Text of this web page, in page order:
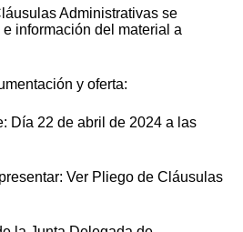
Administrativas se
información del material a
y oferta:
Día 22 de abril de 2024 a las
Ver Pliego de Cláusulas